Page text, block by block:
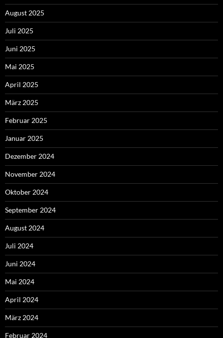
August 2025
Juli 2025
Juni 2025
Mai 2025
April 2025
März 2025
Februar 2025
Januar 2025
Dezember 2024
November 2024
Oktober 2024
September 2024
August 2024
Juli 2024
Juni 2024
Mai 2024
April 2024
März 2024
Februar 2024